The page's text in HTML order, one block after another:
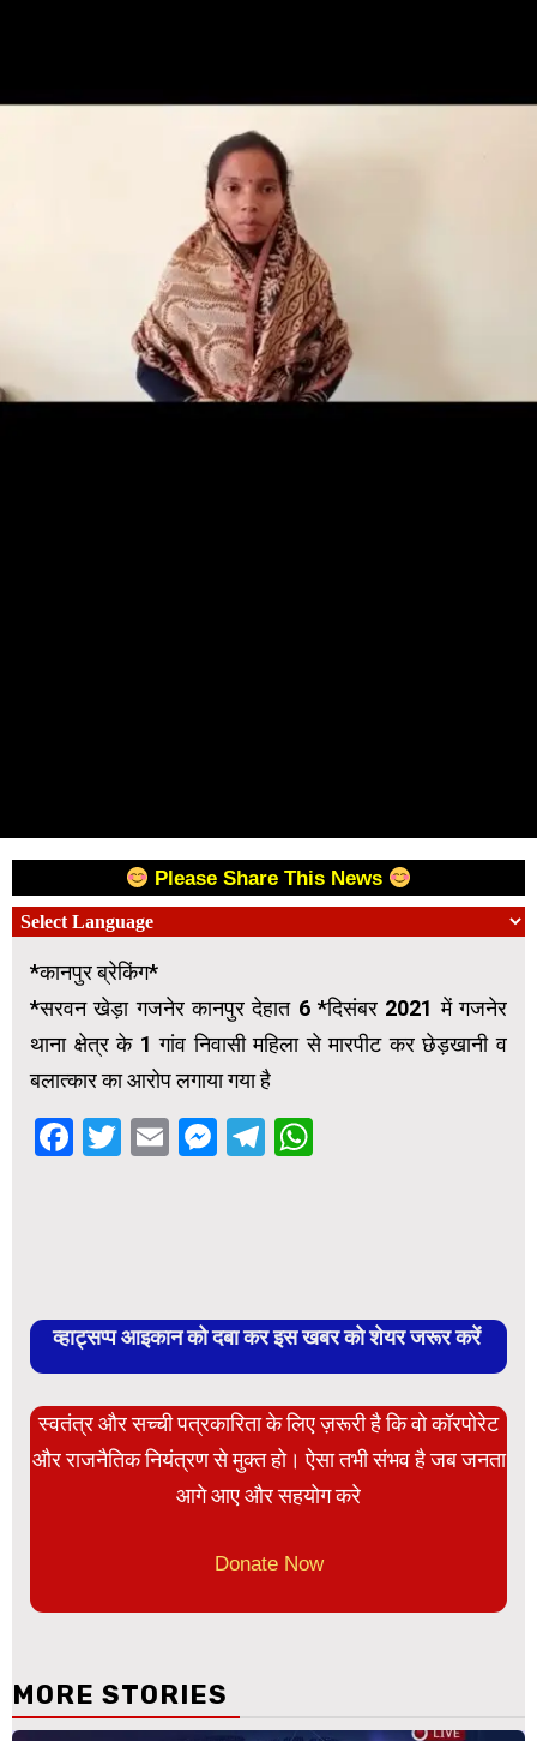
Please Share This News
*कानपुर ब्रेकिंग*
*सरवन खेड़ा गजनेर कानपुर देहात 6 *दिसंबर 2021 में गजनेर
थाना क्षेत्र के 1 गांव निवासी महिला से मारपीट कर छेड़खानी व
बलात्कार का आरोप लगाया गया है
Facebook
Twitter
EmailMessenger
Telegram
व्हाट्सप्प आइकान को दबा कर इस खबर को शेयर जरूर करें
स्वतंत्र और सच्ची पत्रकारिता के लिए ज़रूरी है कि वो कॉरपोरेट
और राजनैतिक नियंत्रण से मुक्त हो। ऐसा तभी संभव है जब जनता
आगे आए और सहयोग करे
Donate Now
MORE STORIES